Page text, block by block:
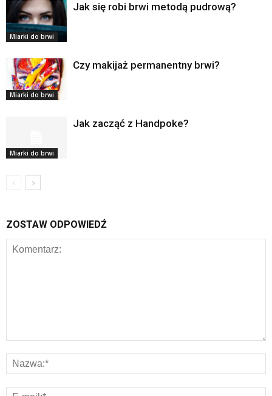
Miarki do brwi
Jak się robi brwi metodą pudrową?
Miarki do brwi
Czy makijaż permanentny brwi?
Miarki do brwi
Jak zacząć z Handpoke?
ZOSTAW ODPOWIEDŹ